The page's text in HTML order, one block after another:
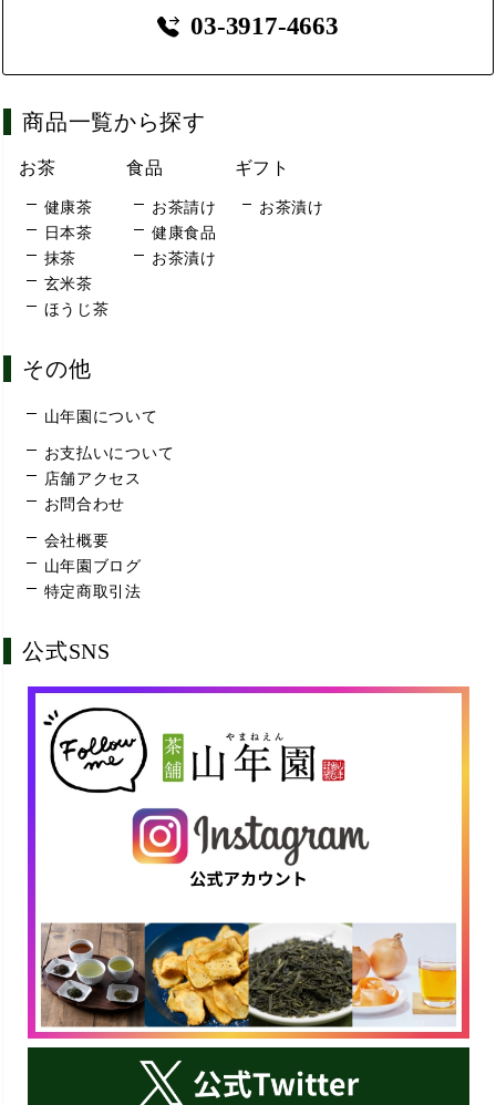
03-3917-4663
商品一覧から探す
お茶
健康茶
日本茶
抹茶
玄米茶
ほうじ茶
食品
お茶請け
健康食品
お茶漬け
ギフト
お茶漬け
その他
山年園について
お支払いについて
店舗アクセス
お問合わせ
会社概要
山年園ブログ
特定商取引法
公式SNS